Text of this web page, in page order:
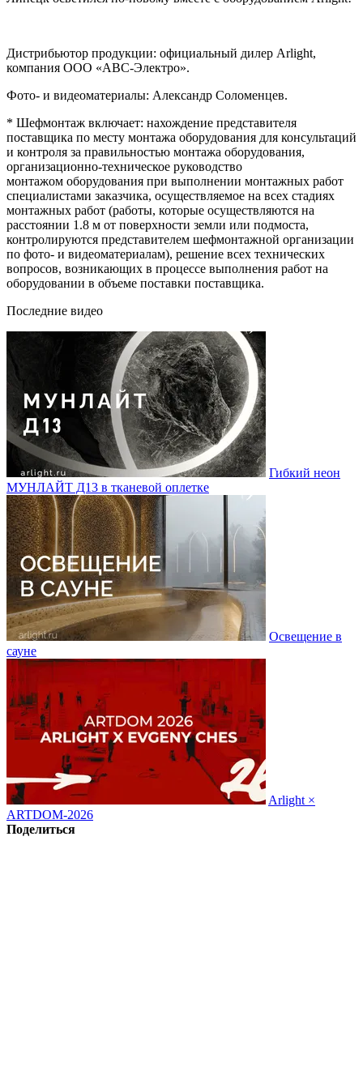
Дистрибьютор продукции: официальный дилер Arlight,
компания ООО «АВС-Электро».
Фото- и видеоматериалы: Александр Соломенцев.
* Шефмонтаж включает: нахождение представителя
поставщика по месту монтажа оборудования для консультаций
и контроля за правильностью монтажа оборудования,
организационно-техническое руководство
монтажом оборудования при выполнении монтажных работ
специалистами заказчика, осуществляемое на всех стадиях
монтажных работ (работы, которые осуществляются на
расстоянии 1.8 м от поверхности земли или подмоста,
контролируются представителем шефмонтажной организации
по фото- и видеоматериалам), решение всех технических
вопросов, возникающих в процессе выполнения работ на
оборудовании в объеме поставки поставщика.
Последние видео
Гибкий неон
МУНЛАЙТ Д13 в тканевой оплетке
Освещение в
сауне
Arlight ×
ARTDOM-2026
Поделиться